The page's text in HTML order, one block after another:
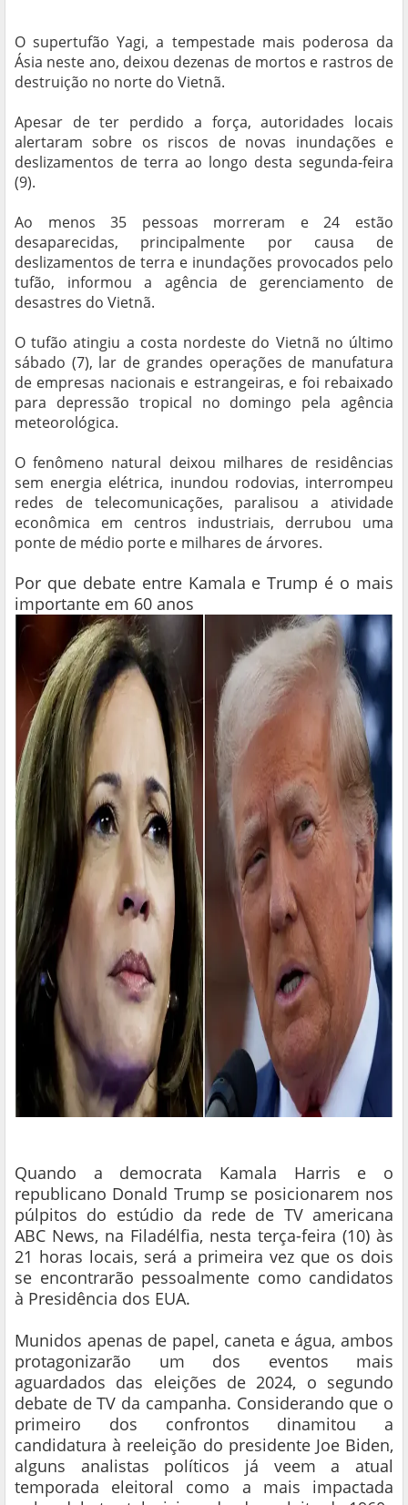
O supertufão Yagi, a tempestade mais poderosa da
Ásia neste ano, deixou dezenas de mortos e rastros de
destruição no norte do Vietnã.
Apesar de ter perdido a força, autoridades locais
alertaram sobre os riscos de novas inundações e
deslizamentos de terra ao longo desta segunda-feira
(9).
Ao menos 35 pessoas morreram e 24 estão
desaparecidas, principalmente por causa de
deslizamentos de terra e inundações provocados pelo
tufão, informou a agência de gerenciamento de
desastres do Vietnã.
O tufão atingiu a costa nordeste do Vietnã no último
sábado (7), lar de grandes operações de manufatura
de empresas nacionais e estrangeiras, e foi rebaixado
para depressão tropical no domingo pela agência
meteorológica.
O fenômeno natural deixou milhares de residências
sem energia elétrica, inundou rodovias, interrompeu
redes de telecomunicações, paralisou a atividade
econômica em centros industriais, derrubou uma
ponte de médio porte e milhares de árvores.
Por que debate entre Kamala e Trump é o mais
importante em 60 anos
Quando a democrata Kamala Harris e o
republicano Donald Trump se posicionarem nos
púlpitos do estúdio da rede de TV americana
ABC News, na Filadélfia, nesta terça-feira (10) às
21 horas locais, será a primeira vez que os dois
se encontrarão pessoalmente como candidatos
à Presidência dos EUA.
Munidos apenas de papel, caneta e água, ambos
protagonizarão um dos eventos mais
aguardados das eleições de 2024, o segundo
debate de TV da campanha. Considerando que o
primeiro dos confrontos dinamitou a
candidatura à reeleição do presidente Joe Biden,
alguns analistas políticos já veem a atual
temporada eleitoral como a mais impactada